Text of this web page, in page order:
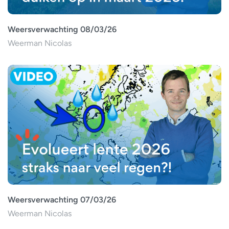
Weersverwachting 08/03/26
Weerman Nicolas
Weersverwachting 07/03/26
Weerman Nicolas